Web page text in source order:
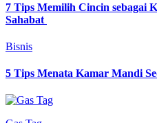
7 Tips Memilih Cincin sebagai
Sahabat
Bisnis
5 Tips Menata Kamar Mandi